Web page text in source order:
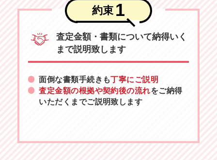
約束 1
査定金額・書類について納得いく
まで説明致します
面倒な書類手続きも丁寧にご説明
査定金額の根拠や契約後の流れをご納得
いただくまでご説明致します